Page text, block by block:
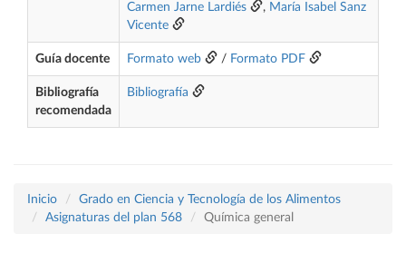
Carmen Jarne Lardiés
, María Isabel Sanz
Vicente
Guía docente Formato web / Formato PDF
Bibliografía
recomendada
Bibliografía
Inicio
Grado en Ciencia y Tecnología de los Alimentos
Asignaturas del plan 568
Química general